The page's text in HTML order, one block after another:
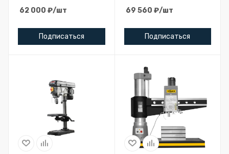
62 000 ₽/шт
Подписаться
69 560 ₽/шт
Подписаться